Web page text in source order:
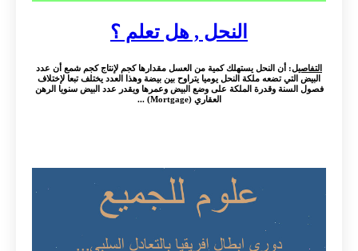
النحل , هل تعلم ؟
التفاصيل: أن النحل يستهلك كمية من العسل مقدارها كجم لإنتاج كجم شمع أن عدد
البيض التي تضعه ملكة النحل يوميا يتراوح بين بيضة وهذا العدد يختلف تبعا لإختلاف
فصول السنة وقدرة الملكة على وضع البيض وعمرها ويقدر عدد البيض سنويا الرهن
العقاري (Mortgage) ...